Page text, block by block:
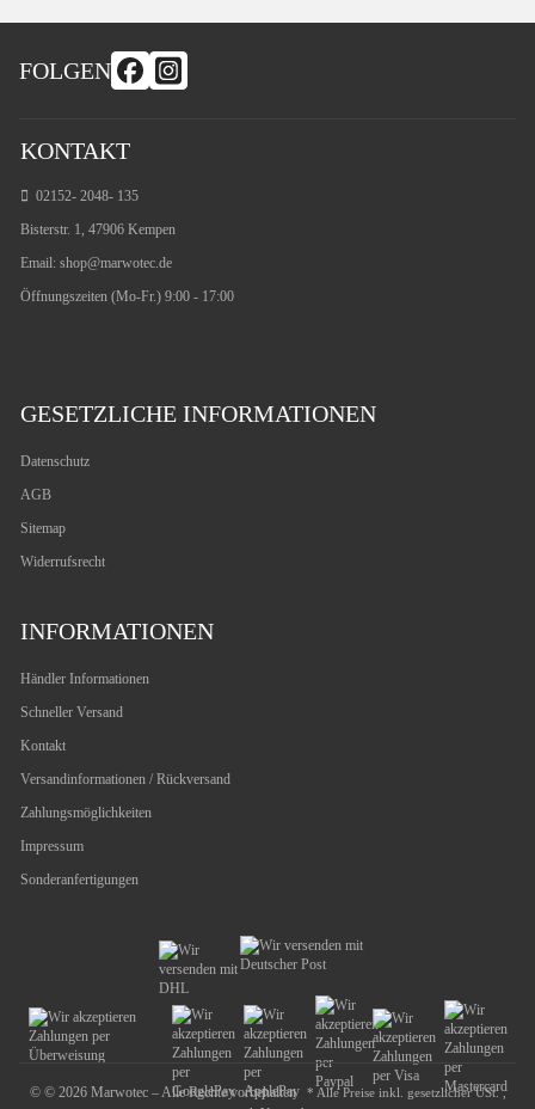
FOLGEN
KONTAKT
02152- 2048- 135
Bisterstr. 1, 47906 Kempen
Email: shop@marwotec.de
Öffnungszeiten (Mo-Fr.) 9:00 - 17:00
GESETZLICHE INFORMATIONEN
Datenschutz
AGB
Sitemap
Widerrufsrecht
INFORMATIONEN
Händler Informationen
Schneller Versand
Kontakt
Versandinformationen / Rückversand
Zahlungsmöglichkeiten
Impressum
Sonderanfertigungen
© © 2026 Marwotec – Alle Rechte vorbehalten * Alle Preise inkl. gesetzlicher USt. ,